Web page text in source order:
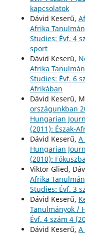
kapcsolatok
Dávid Keserű,
Afrika
Studies: Évf. 4
sport
Dávid Keserű,
Afrika
Studies: Évf. 6
Afrikában
Dávid Keserű,
országunkban
Hungarian
(2011): Észak-
Dávid Keserű,
Hungarian
(2010):
Viktor Glied,
Afrika
Studies: Évf. 3
Dávid Keserű,
Tanulmányok /
Évf. 4 szám 4
Dávid Keserű,